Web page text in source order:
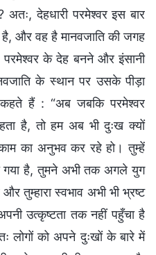
देहधारी परमेश्वर इस बार
और वह है मानवजाति की जगह
के देह बनने और इंसानी
के स्थान पर उसके पीड़ा
हैं : “अब जबकि परमेश्वर
है, तो हम अब भी दुःख क्यों
का अनुभव कर रहे हो। तुम्हें
गया है, तुमने अभी तक अगले युग
तुम्हारा स्वभाव अभी भी भ्रष्ट
उत्कृष्टता तक नहीं पहुँचा है
लोगों को अपने दुःखों के बारे में